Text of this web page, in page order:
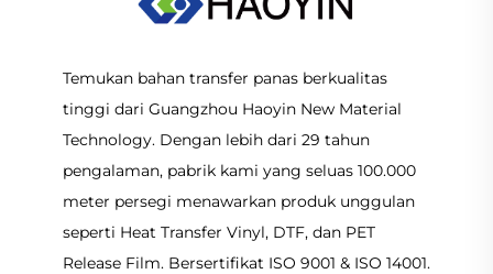
Temukan bahan transfer panas berkualitas
tinggi dari Guangzhou Haoyin New Material
Technology. Dengan lebih dari 29 tahun
pengalaman, pabrik kami yang seluas 100.000
meter persegi menawarkan produk unggulan
seperti Heat Transfer Vinyl, DTF, dan PET
Release Film. Bersertifikat ISO 9001 & ISO 14001.